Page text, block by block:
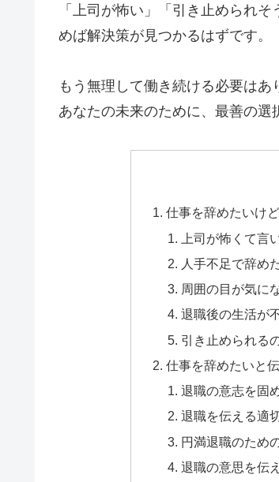
「上司が怖い」「引き止められ
めば解決策が見つかるはずです。
もう無理して働き続ける必要はあ
あなたの未来のために、最善の選
仕事を辞めたいけ
上司が怖くて言
人手不足で辞め
周囲の目が気に
退職後の生活が
引き止められる
仕事を辞めたいと
退職の意志を固
退職を伝える適
円満退職のため
退職の意思を伝